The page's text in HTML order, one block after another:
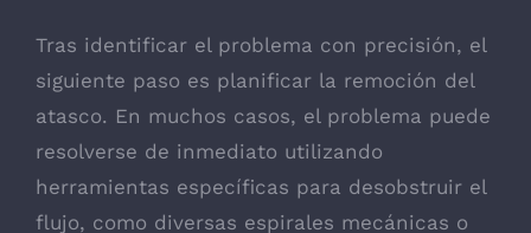
Tras identificar el problema con precisión, el
siguiente paso es planificar la remoción del
atasco. En muchos casos, el problema puede
resolverse de inmediato utilizando
herramientas específicas para desobstruir el
flujo, como diversas espirales mecánicas o